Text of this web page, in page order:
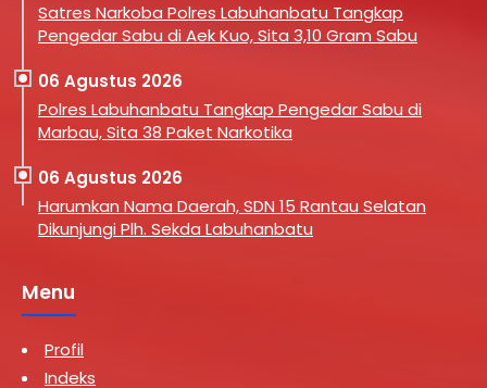
Satres Narkoba Polres Labuhanbatu Tangkap
Pengedar Sabu di Aek Kuo, Sita 3,10 Gram Sabu
06 Agustus 2026
Polres Labuhanbatu Tangkap Pengedar Sabu di
Marbau, Sita 38 Paket Narkotika
06 Agustus 2026
Harumkan Nama Daerah, SDN 15 Rantau Selatan
Dikunjungi Plh. Sekda Labuhanbatu
Menu
Profil
Indeks